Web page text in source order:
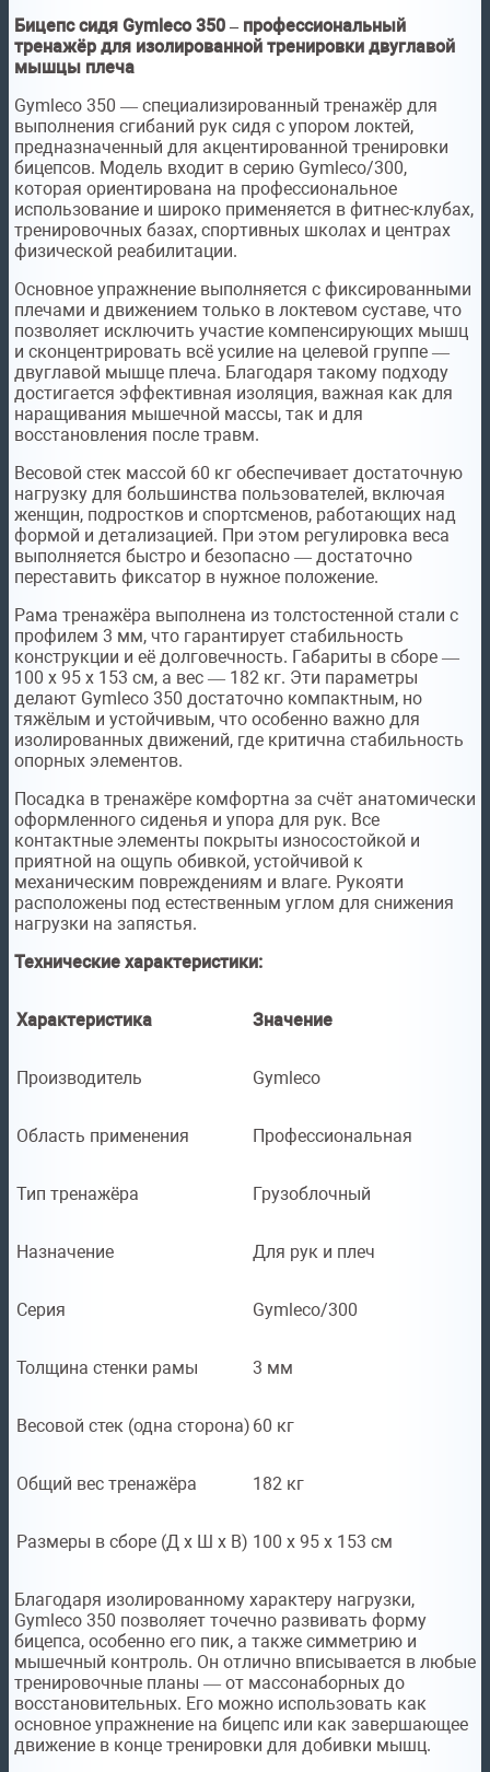
Бицепс сидя Gymleco 350 – профессиональный
тренажёр для изолированной тренировки двуглавой
мышцы плеча
Gymleco 350 — специализированный тренажёр для
выполнения сгибаний рук сидя с упором локтей,
предназначенный для акцентированной тренировки
бицепсов. Модель входит в серию Gymleco/300,
которая ориентирована на профессиональное
использование и широко применяется в фитнес-клубах,
тренировочных базах, спортивных школах и центрах
физической реабилитации.
Основное упражнение выполняется с фиксированными
плечами и движением только в локтевом суставе, что
позволяет исключить участие компенсирующих мышц
и сконцентрировать всё усилие на целевой группе —
двуглавой мышце плеча. Благодаря такому подходу
достигается эффективная изоляция, важная как для
наращивания мышечной массы, так и для
восстановления после травм.
Весовой стек массой 60 кг обеспечивает достаточную
нагрузку для большинства пользователей, включая
женщин, подростков и спортсменов, работающих над
формой и детализацией. При этом регулировка веса
выполняется быстро и безопасно — достаточно
переставить фиксатор в нужное положение.
Рама тренажёра выполнена из толстостенной стали с
профилем 3 мм, что гарантирует стабильность
конструкции и её долговечность. Габариты в сборе —
100 х 95 х 153 см, а вес — 182 кг. Эти параметры
делают Gymleco 350 достаточно компактным, но
тяжёлым и устойчивым, что особенно важно для
изолированных движений, где критична стабильность
опорных элементов.
Посадка в тренажёре комфортна за счёт анатомически
оформленного сиденья и упора для рук. Все
контактные элементы покрыты износостойкой и
приятной на ощупь обивкой, устойчивой к
механическим повреждениям и влаге. Рукояти
расположены под естественным углом для снижения
нагрузки на запястья.
Технические характеристики:
Характеристика Значение
Производитель Gymleco
Область применения Профессиональная
Тип тренажёра Грузоблочный
Назначение Для рук и плеч
Серия Gymleco/300
Толщина стенки рамы 3 мм
Весовой стек (одна сторона) 60 кг
Общий вес тренажёра 182 кг
Размеры в сборе (Д x Ш x В) 100 х 95 х 153 см
Благодаря изолированному характеру нагрузки,
Gymleco 350 позволяет точечно развивать форму
бицепса, особенно его пик, а также симметрию и
мышечный контроль. Он отлично вписывается в любые
тренировочные планы — от массонаборных до
восстановительных. Его можно использовать как
основное упражнение на бицепс или как завершающее
движение в конце тренировки для добивки мышц.